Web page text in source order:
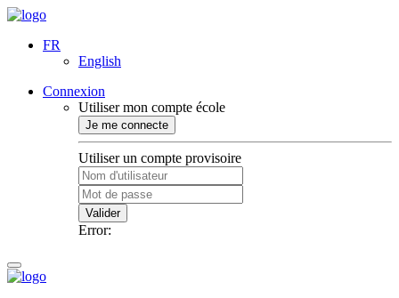
FR
English
Connexion
Utiliser mon compte école
Je me connecte
Utiliser un compte provisoire
Valider
Error: